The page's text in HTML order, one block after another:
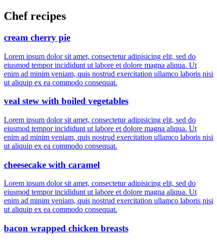
Chef recipes
cream cherry pie
Lorem ipsum dolor sit amet, consectetur adipisicing elit, sed do
eiusmod tempor incididunt ut labore et dolore magna aliqua. Ut
enim ad minim veniam, quis nostrud exercitation ullamco laboris nisi
ut aliquip ex ea commodo consequat.
veal stew with boiled vegetables
Lorem ipsum dolor sit amet, consectetur adipisicing elit, sed do
eiusmod tempor incididunt ut labore et dolore magna aliqua. Ut
enim ad minim veniam, quis nostrud exercitation ullamco laboris nisi
ut aliquip ex ea commodo consequat.
cheesecake with caramel
Lorem ipsum dolor sit amet, consectetur adipisicing elit, sed do
eiusmod tempor incididunt ut labore et dolore magna aliqua. Ut
enim ad minim veniam, quis nostrud exercitation ullamco laboris nisi
ut aliquip ex ea commodo consequat.
bacon wrapped chicken breasts